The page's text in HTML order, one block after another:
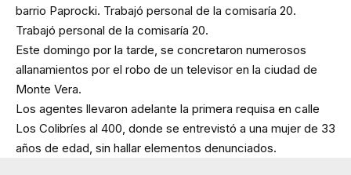
barrio Paprocki. Trabajó personal de la comisaría 20.
Trabajó personal de la comisaría 20.
Este domingo por la tarde, se concretaron numerosos
allanamientos por el robo de un televisor en la ciudad de
Monte Vera.
Los agentes llevaron adelante la primera requisa en calle
Los Colibríes al 400, donde se entrevistó a una mujer de 33
años de edad, sin hallar elementos denunciados.